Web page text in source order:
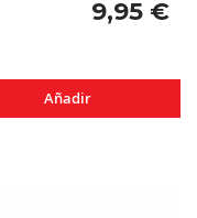
9,95 €
Añadir